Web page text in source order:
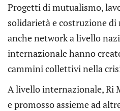
Progetti di mutualismo,
solidarietà e costruzione
anche network a livello
internazionale hanno
cammini collettivi nella
A livello internazionale, Ri
e promosso assieme ad